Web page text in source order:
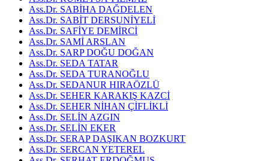
Ass.Dr. SABİHA DAĞDELEN
Ass.Dr. SABİT DERSUNİYELİ
Ass.Dr. SAFİYE DEMİRCİ
Ass.Dr. SAMİ ARSLAN
Ass.Dr. SARP DOĞU DOĞAN
Ass.Dr. SEDA TATAR
Ass.Dr. SEDA TURANOĞLU
Ass.Dr. SEDANUR HIRAÖZLÜ
Ass.Dr. SEHER KARAKIŞ KAZCİ
Ass.Dr. SEHER NİHAN ÇİFLİKLİ
Ass.Dr. SELİN AZGIN
Ass.Dr. SELİN EKER
Ass.Dr. SERAP DAŞIKAN BOZKURT
Ass.Dr. SERCAN YETEREL